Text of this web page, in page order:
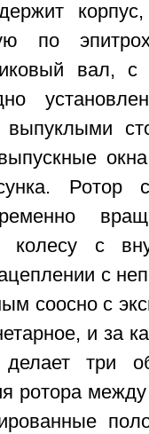
по
вал, с
выпуклыми
Ротор
колесу с
с
соосно с
и за
три
ротора